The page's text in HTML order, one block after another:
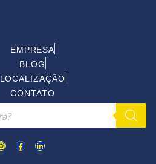
EMPRESA
BLOG
LOCALIZAÇÃO
CONTATO